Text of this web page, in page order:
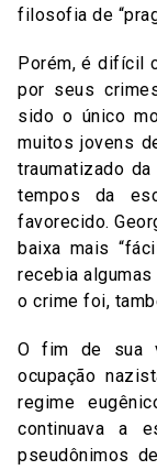
filosofia de
Porém, é difícil
por seus
sido o único
muitos jovens
traumatizado
tempos da
favorecido.
baixa mais
recebia
o crime foi,
O fim de sua
ocupação
regime
continuava a
pseudônimos